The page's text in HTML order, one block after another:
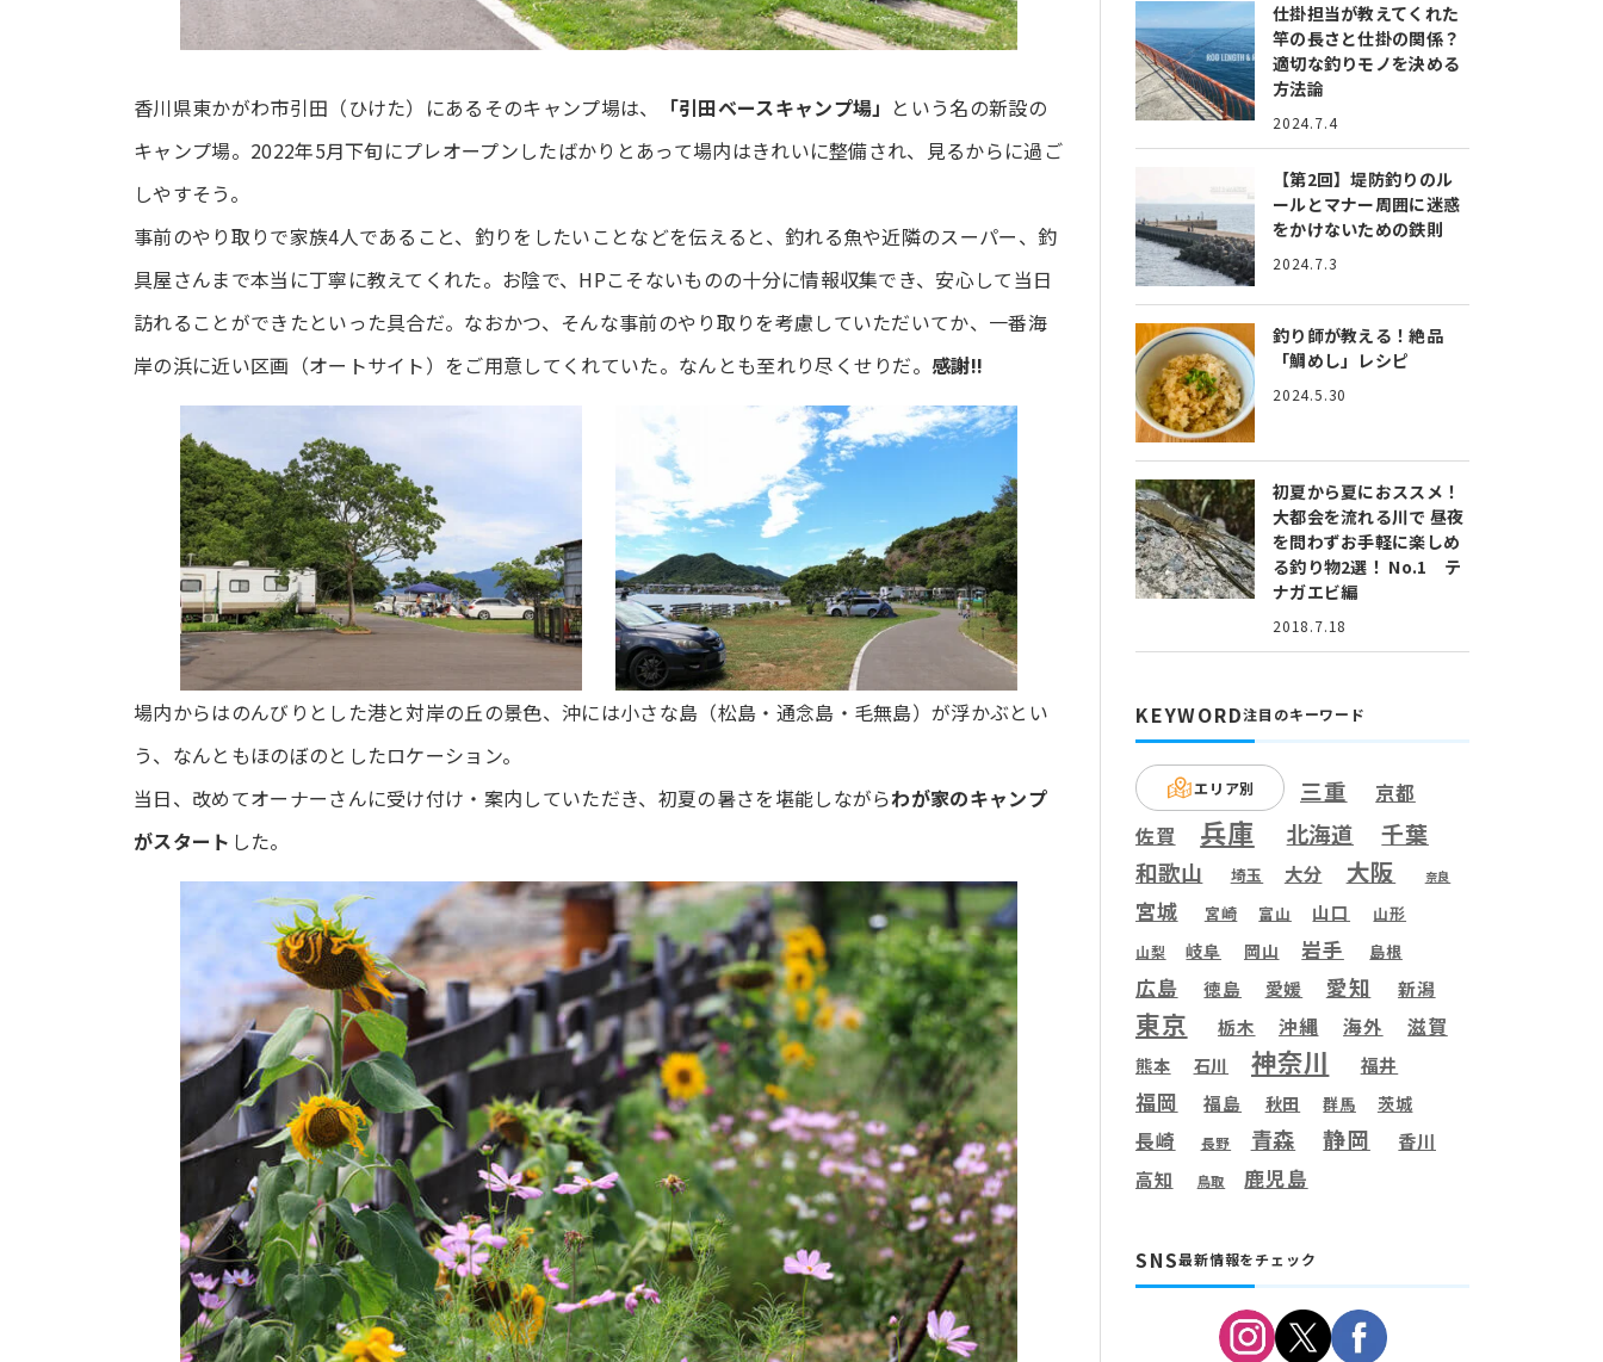
香川県東かがわ市引田（ひけた）にあるそのキャンプ場は、 「引田ベースキャンプ場」 という名の新設の
キャンプ場。2022年5月下旬にプレオープンしたばかりとあって場内はきれいに整備され、見るからに過ご
しやすそう。
事前のやり取りで家族4人であること、釣りをしたいことなどを伝えると、釣れる魚や近隣のスーパー、釣
具屋さんまで本当に丁寧に教えてくれた。お陰で、HPこそないものの十分に情報収集でき、安心して当日
訪れることができたといった具合だ。なおかつ、そんな事前のやり取りを考慮していただいてか、一番海
岸の浜に近い区画（オートサイト）をご用意してくれていた。なんとも至れり尽くせりだ。感謝!!
場内からはのんびりとした港と対岸の丘の景色、沖には小さな島（松島・通念島・毛無島）が浮かぶとい
う、なんともほのぼのとしたロケーション。
当日、改めてオーナーさんに受け付け・案内していただき、初夏の暑さを堪能しながらわが家のキャンプ
がスタート した。
仕掛担当が教えてくれた
竿の長さと仕掛の関係？
適切な釣りモノを決める
方法論
2024.7.4
【第2回】堤防釣りのル
ールとマナー周囲に迷惑
をかけないための鉄則
2024.7.3
釣り師が教える！絶品
「鯛めし」レシピ
2024.5.30
初夏から夏におススメ！
大都会を流れる川で 昼夜
を問わずお手軽に楽しめ
る釣り物2選！ No.1 テ
ナガエビ編
2018.7.18
KEYWORD注目のキーワード
エリア別 三重 京都
佐賀 兵庫 北海道 千葉
和歌山 埼玉 大分 大阪 奈良
宮城 宮崎 富山 山口 山形
山梨 岐阜 岡山 岩手 島根
広島 徳島 愛媛 愛知 新潟
東京 栃木 沖縄 海外 滋賀
熊本 石川 神奈川 福井
福岡 福島 秋田 群馬 茨城
長崎 長野 青森 静岡 香川
高知 鳥取 鹿児島
SNS最新情報をチェック